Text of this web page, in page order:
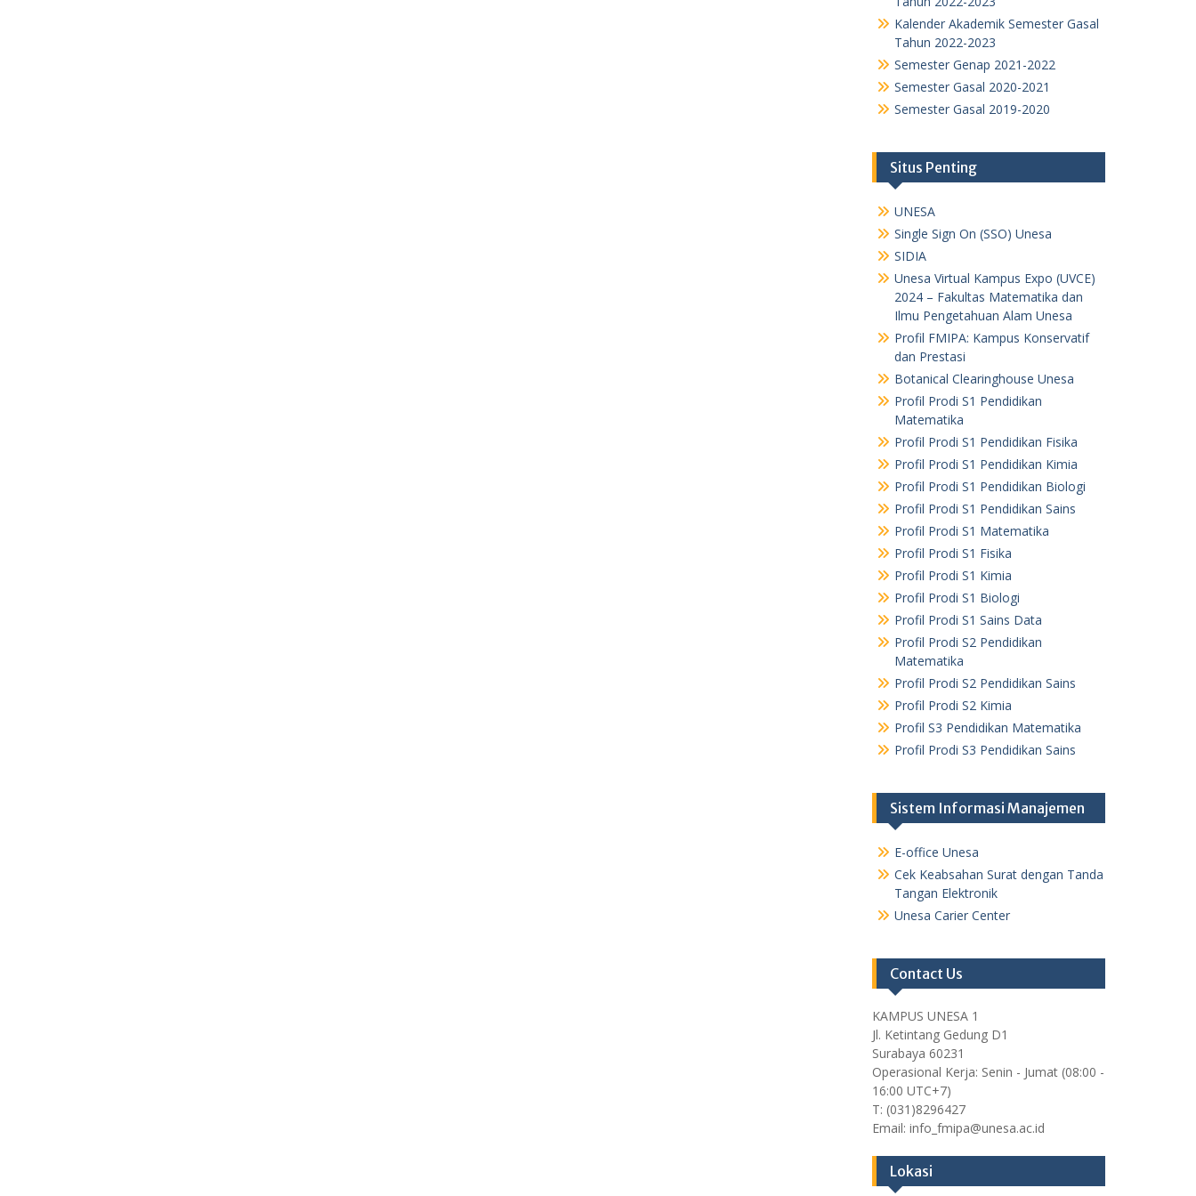
Kalender Akademik Semester Gasal
Tahun 2022-2023
Semester Genap 2021-2022
Semester Gasal 2020-2021
Semester Gasal 2019-2020
Situs Penting
UNESA
Single Sign On (SSO) Unesa
SIDIA
Unesa Virtual Kampus Expo (UVCE)
2024 – Fakultas Matematika dan
Ilmu Pengetahuan Alam Unesa
Profil FMIPA: Kampus Konservatif
dan Prestasi
Botanical Clearinghouse Unesa
Profil Prodi S1 Pendidikan
Matematika
Profil Prodi S1 Pendidikan Fisika
Profil Prodi S1 Pendidikan Kimia
Profil Prodi S1 Pendidikan Biologi
Profil Prodi S1 Pendidikan Sains
Profil Prodi S1 Matematika
Profil Prodi S1 Fisika
Profil Prodi S1 Kimia
Profil Prodi S1 Biologi
Profil Prodi S1 Sains Data
Profil Prodi S2 Pendidikan
Matematika
Profil Prodi S2 Pendidikan Sains
Profil Prodi S2 Kimia
Profil S3 Pendidikan Matematika
Profil Prodi S3 Pendidikan Sains
Sistem Informasi Manajemen
E-office Unesa
Cek Keabsahan Surat dengan Tanda
Tangan Elektronik
Unesa Carier Center
Contact Us
KAMPUS UNESA 1
Jl. Ketintang Gedung D1
Surabaya 60231
Operasional Kerja: Senin - Jumat (08:00 -
16:00 UTC+7)
T: (031)8296427
Email: info_fmipa@unesa.ac.id
Lokasi